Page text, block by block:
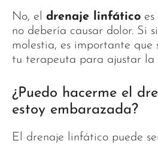
No, el drenaje linfático
no debería causar dolor. Si
molestia, es importante que
tu terapeuta para ajustar la
¿Puedo hacerme el
estoy embarazada?
El drenaje linfático puede